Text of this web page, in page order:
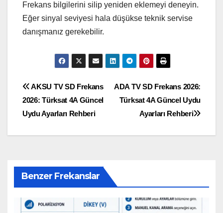
Frekans bilgilerini silip yeniden eklemeyi deneyin.
Eğer sinyal seviyesi hala düşükse teknik servise
danışmanız gerekebilir.
Yazı
gezinmesi
ADA TV SD Frekans 2026:
Türksat 4A Güncel Uydu
Ayarları Rehberi
AKSU TV SD Frekans
2026: Türksat 4A Güncel
Uydu Ayarları Rehberi
Benzer Frekanslar